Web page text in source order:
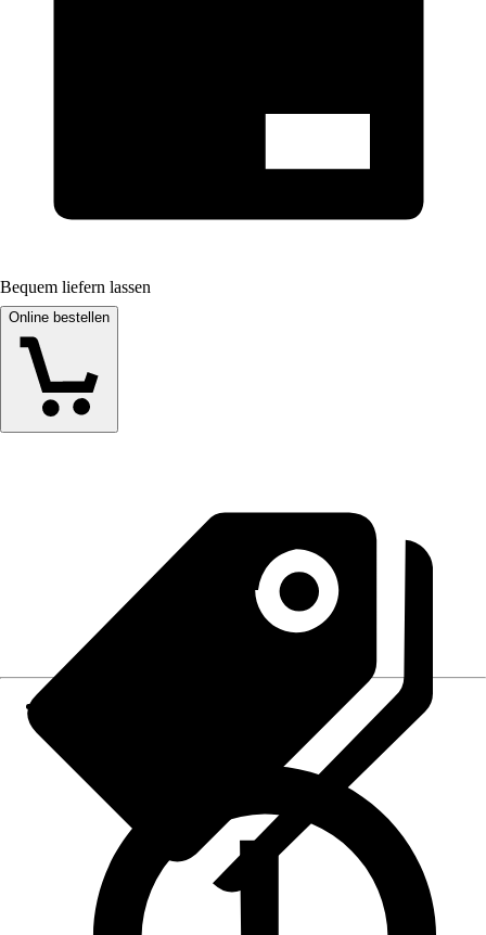
Bequem liefern lassen
Online bestellen